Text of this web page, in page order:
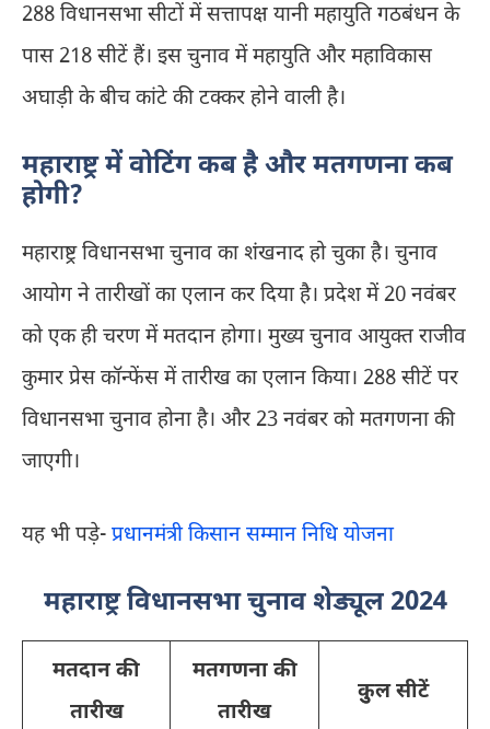
288 विधानसभा सीटों में सत्तापक्ष यानी महायुति गठबंधन के
पास 218 सीटें हैं। इस चुनाव में महायुति और महाविकास
अघाड़ी के बीच कांटे की टक्कर होने वाली है।
महाराष्ट्र में वोटिंग कब है और मतगणना कब
होगी?
महाराष्ट्र विधानसभा चुनाव का शंखनाद हो चुका है। चुनाव
आयोग ने तारीखों का एलान कर दिया है। प्रदेश में 20 नवंबर
को एक ही चरण में मतदान होगा। मुख्य चुनाव आयुक्त राजीव
कुमार प्रेस कॉन्फेंस में तारीख का एलान किया। 288 सीटें पर
विधानसभा चुनाव होना है। और 23 नवंबर को मतगणना की
जाएगी।
यह भी पड़े- प्रधानमंत्री किसान सम्मान निधि योजना
महाराष्ट्र विधानसभा चुनाव शेड्यूल 2024
मतदान की
तारीख
मतगणना की
तारीख
कुुल सीटें